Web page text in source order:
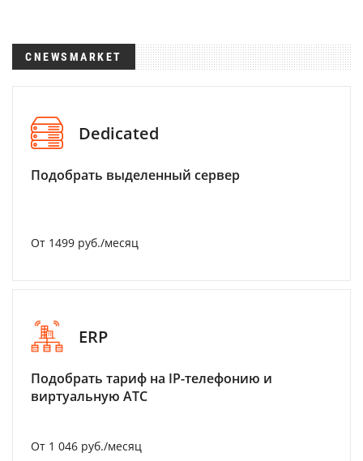
CNEWSMARKET
Dedicated
Подобрать выделенный сервер
От 1499 руб./месяц
ERP
Подобрать тариф на IP-телефонию и
виртуальную АТС
От 1 046 руб./месяц